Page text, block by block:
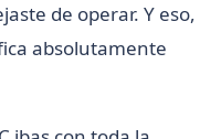
de operar. Y eso,
absolutamente